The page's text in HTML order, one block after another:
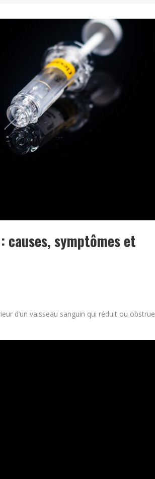
causes, symptômes et
d’un vaisseau sanguin qui réduit ou obstrue